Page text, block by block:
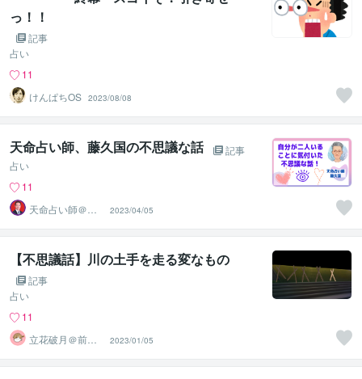
っ！！
記事
占い
11
けんぱちOS 2023/08/08
天命占い師、藤久国の不思議な話
記事
占い
11
天命占い師＠藤
＊久国
2023/04/05
【不思議話】川の土手を走る変なもの
記事
占い
11
立花破月＠前世
占い師
2023/01/05